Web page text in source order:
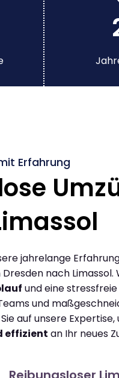
Erfahrung
jahrelange
nach Limassol.
und eine
und
auf unsere
effizient an Ihr neues